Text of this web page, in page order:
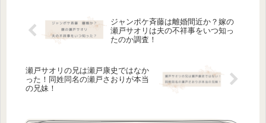
ジャンポケ斉藤は離婚間近か？嫁の
瀬戸サオリは夫の不祥事をいつ知っ
たのか調査！
瀬戸サオリの兄は瀬戸康史ではなか
った！同姓同名の瀬戸さおりが本当
の兄妹！